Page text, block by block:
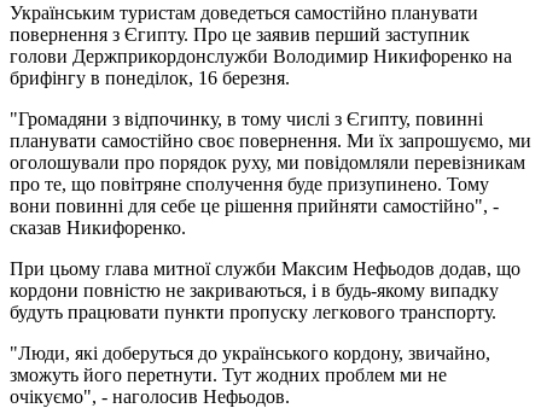
Українським туристам доведеться самостійно планувати
повернення з Єгипту. Про це заявив перший заступник
голови Держприкордонслужби Володимир Никифоренко на
брифінгу в понеділок, 16 березня.
"Громадяни з відпочинку, в тому числі з Єгипту, повинні
планувати самостійно своє повернення. Ми їх запрошуємо, ми
оголошували про порядок руху, ми повідомляли перевізникам
про те, що повітряне сполучення буде призупинено. Тому
вони повинні для себе це рішення прийняти самостійно", -
сказав Никифоренко.
При цьому глава митної служби Максим Нефьодов додав, що
кордони повністю не закриваються, і в будь-якому випадку
будуть працювати пункти пропуску легкового транспорту.
"Люди, які доберуться до українського кордону, звичайно,
зможуть його перетнути. Тут жодних проблем ми не
очікуємо", - наголосив Нефьодов.